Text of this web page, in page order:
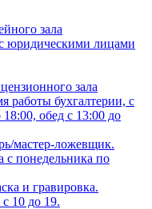
зала
юридическими лицами
зала
работы бухгалтерии, с
обед с 13:00 до
мастер-ложевщик.
с понедельника по
и гравировка.
10 до 19.